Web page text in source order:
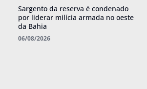
Sargento da reserva é condenado
por liderar milícia armada no oeste
da Bahia
06/08/2026